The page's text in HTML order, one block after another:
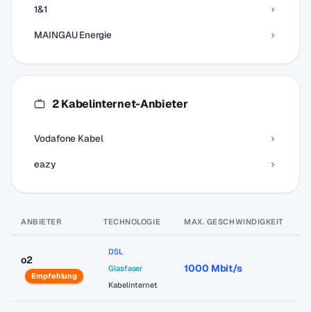
1&1
MAINGAU Energie
2 Kabelinternet-Anbieter
Vodafone Kabel
eazy
ANBIETER TECHNOLOGIE MAX. GESCHWINDIGKEIT
o2
Empfehlung
DSL
Glasfaser
Kabelinternet
1000 Mbit/s